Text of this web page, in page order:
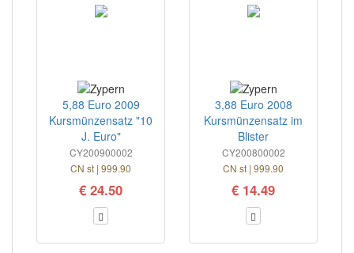
5,88 Euro 2009
Kursmünzensatz "10
J. Euro"
CY200900002
CN st | 999.90
€ 24.50
3,88 Euro 2008
Kursmünzensatz im
Blister
CY200800002
CN st | 999.90
€ 14.49